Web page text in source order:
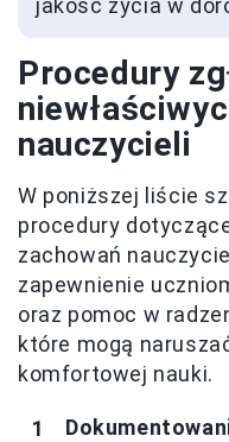
jakość życia w
Procedury
nauczycieli
W poniższej liście
procedury
zachowań
zapewnienie
oraz pomoc w
które mogą
komfortowej nauki.